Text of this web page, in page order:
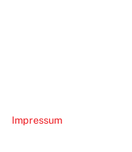
Impressum